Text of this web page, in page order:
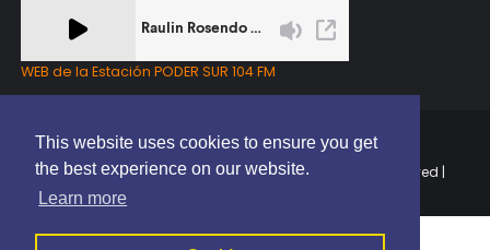
This website uses cookies to ensure you get
the best experience on our website.
Learn more
WEB de la Estación PODER SUR 104 FM
Copyright © 2025 | EL PODER DEL SUR RD | All Rights Reserved |